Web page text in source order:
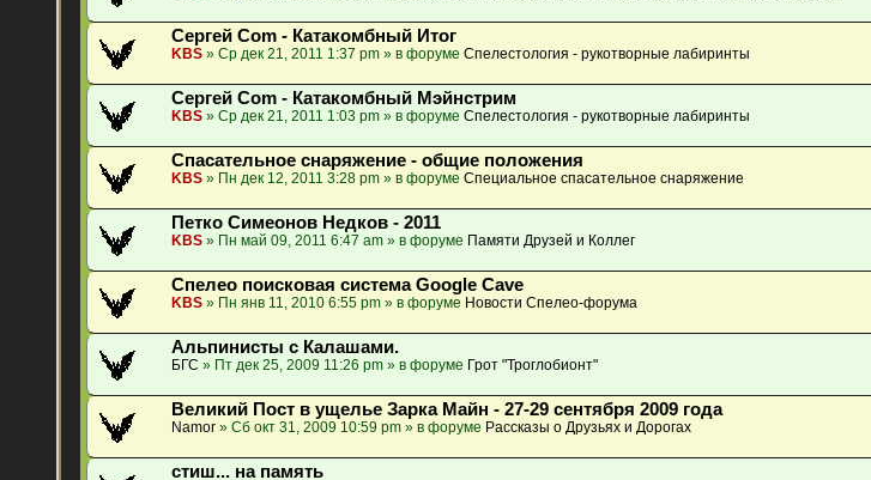
Сергей Com - Катакомбный Итог
KBS » Ср дек 21, 2011 1:37 pm » в форумеСпелестология - рукотворные лабиринты
Сергей Com - Катакомбный Мэйнстрим
KBS » Ср дек 21, 2011 1:03 pm » в форумеСпелестология - рукотворные лабиринты
Спасательное снаряжение - общие положения
KBS » Пн дек 12, 2011 3:28 pm » в форумеСпециальное спасательное снаряжение
Петко Симеонов Недков - 2011
KBS » Пн май 09, 2011 6:47 am » в форуме Памяти Друзей и Коллег
Спелео поисковая система Google Cave
KBS » Пн янв 11, 2010 6:55 pm » в форуме Новости Спелео-форума
Альпинисты с Калашами.
БГС » Пт дек 25, 2009 11:26 pm » в форуме Грот "Троглобионт"
Великий Пост в ущелье Зарка Майн - 27-29 сентября 2009 года
Namor » Сб окт 31, 2009 10:59 pm » в форуме Рассказы о Друзьях и Дорогах
стиш... на память